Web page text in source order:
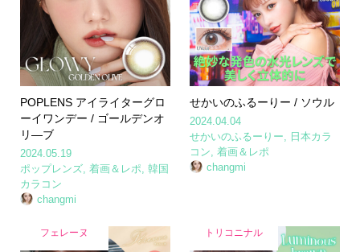
POPLENS アイライターグロ
ーイワンデー / ゴールデンオ
リ―ブ
2024.05.19
ポップレンズ, 着画＆レポ, 韓国
カラコン
changmi
せかいのふるーりー / ソウル
2024.04.04
せかいのふるーりー, 日本カラ
コン,着画＆レポ
changmi
フェレーヌ トリコニナル